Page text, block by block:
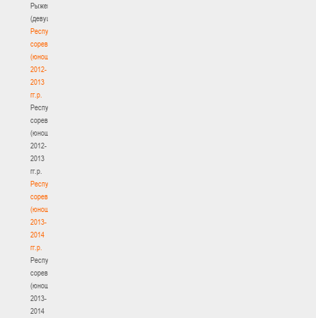
Рыженкова
(девушки)
Республиканские
соревнования
(юноши)
2012-
2013
гг.р.
Республиканские
соревнования
(юноши)
2012-
2013
гг.р.
Республиканские
соревнования
(юноши)
2013-
2014
гг.р.
Республиканские
соревнования
(юноши)
2013-
2014